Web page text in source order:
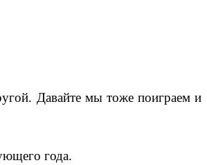
Давайте мы тоже поиграем и
года.